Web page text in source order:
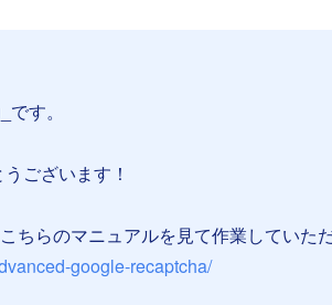
す。
ございます！
ちらのマニュアルを見て作業していた
google-recaptcha/